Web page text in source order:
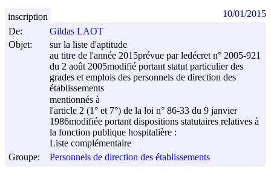
De:
Gildas LAOT
Objet:
sur la liste d'aptitude
au titre de l'année 2015prévue par ledécret n° 2005-921
du 2 août 2005modifié portant statut particulier des
grades et emplois des personnels de direction des
établissements
mentionnés à
l'article 2 (1° et 7°) de la loi n° 86-33 du 9 janvier
1986modifiée portant dispositions statutaires relatives à
la fonction publique hospitalière :
Liste complémentaire
Groupe:
Personnels de direction des établissements
inscription 10/01/2015